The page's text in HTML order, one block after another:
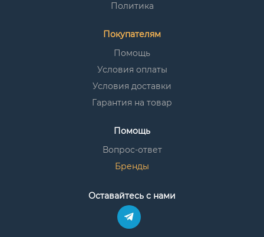
Политика
Покупателям
Помощь
Условия оплаты
Условия доставки
Гарантия на товар
Помощь
Вопрос-ответ
Бренды
Оставайтесь с нами